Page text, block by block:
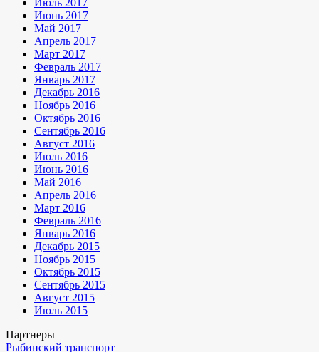
Июль 2017
Июнь 2017
Май 2017
Апрель 2017
Март 2017
Февраль 2017
Январь 2017
Декабрь 2016
Ноябрь 2016
Октябрь 2016
Сентябрь 2016
Август 2016
Июль 2016
Июнь 2016
Май 2016
Апрель 2016
Март 2016
Февраль 2016
Январь 2016
Декабрь 2015
Ноябрь 2015
Октябрь 2015
Сентябрь 2015
Август 2015
Июль 2015
Партнеры
Рыбинский транспорт